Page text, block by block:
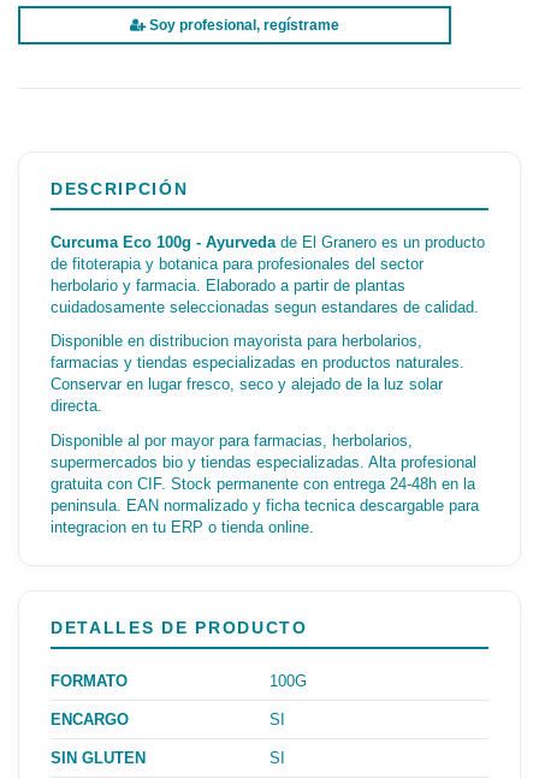
Soy profesional, regístrame
DESCRIPCIÓN
Curcuma Eco 100g - Ayurveda de El Granero es un producto
de fitoterapia y botanica para profesionales del sector
herbolario y farmacia. Elaborado a partir de plantas
cuidadosamente seleccionadas segun estandares de calidad.
Disponible en distribucion mayorista para herbolarios,
farmacias y tiendas especializadas en productos naturales.
Conservar en lugar fresco, seco y alejado de la luz solar
directa.
Disponible al por mayor para farmacias, herbolarios,
supermercados bio y tiendas especializadas. Alta profesional
gratuita con CIF. Stock permanente con entrega 24-48h en la
peninsula. EAN normalizado y ficha tecnica descargable para
integracion en tu ERP o tienda online.
DETALLES DE PRODUCTO
FORMATO 100G
ENCARGO SI
SIN GLUTEN SI